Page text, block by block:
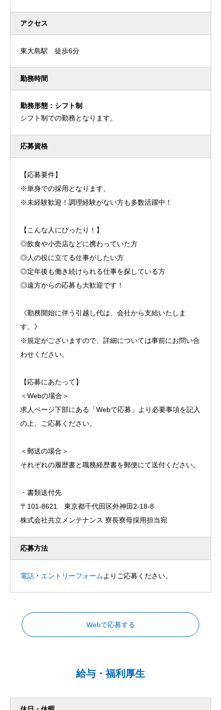
アクセス
東大島駅 徒歩6分
勤務時間
勤務形態：シフト制
シフト制での勤務となります。
応募資格
【応募要件】
※単身での採用となります。
※未経験歓迎！調理経験がない方も多数活躍中！
【こんな人にぴったり！】
◎飲食や小売店などに携わっていた方
◎人の役に立てる仕事がしたい方
◎定年後も働き続けられる仕事を探している方
◎遠方からの応募も大歓迎です！
《勤務開始に伴う引越し代は、会社から支給いたしま
す。》
※規定がございますので、詳細については事前にお問い合
わせください。
【応募にあたって】
＜Webの場合＞
求人ページ下部にある「Webで応募」より必要事項を記入
の上、ご応募ください。
＜郵送の場合＞
それぞれの履歴書と職務経歴書を郵便にて送付ください。
・書類送付先
〒101-8621 東京都千代田区外神田2-18-8
株式会社共立メンテナンス 寮長寮母採用担当宛
応募方法
電話 ・ エントリーフォームよりご応募ください。
Webで応募する
給与・福利厚生